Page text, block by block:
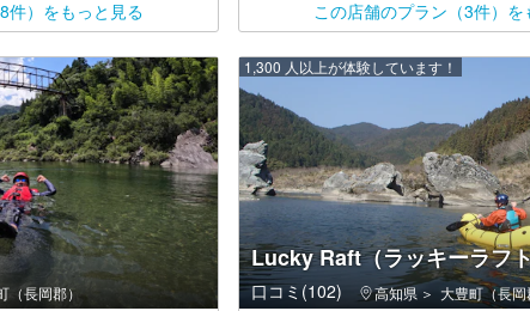
件）をもっと見る この店舗のプラン（3件）を
（長岡郡）
Lucky Raft（ラッキーラフ
口コミ(102) 高知県 大豊町（長岡
1,300 人以上が体験しています！